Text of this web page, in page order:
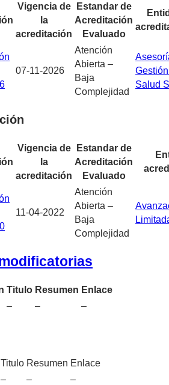
Vigencia de
la
acreditación
Estandar de
Acreditación
Evaluado
07-11-2026
Atención
Abierta –
Baja
Complejidad
Salud
Vigencia de
la
acreditación
Estandar de
Acreditación
Evaluado
11-04-2022
Atención
Abierta –
Baja
Complejidad
A
Titulo Resumen Enlace
– – –
Titulo Resumen Enlace
– – –